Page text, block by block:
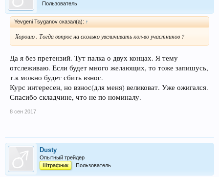
Пользователь
Yevgeni Tsyganov сказал(а): ↑
Хорошо . Тогда вопрос на сколько увеличивать кол-во участников ?
Да я без претензий. Тут палка о двух концах. Я тему
отслеживаю. Если будет много желающих, то тоже запишусь,
т.к можно будет сбить взнос.
Курс интересен, но взнос(для меня) великоват. Уже ожигался.
Спасибо складчине, что не по номиналу.
8 сен 2017
Dusty
Опытный трейдер
Штрафник
Пользователь